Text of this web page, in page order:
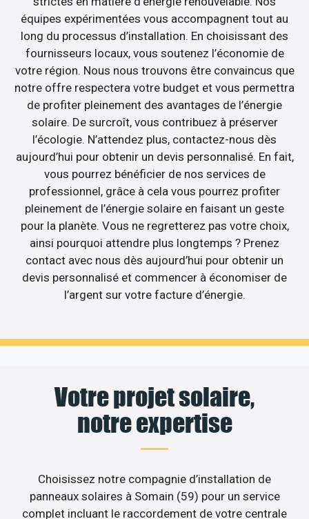
équipes expérimentées vous accompagnent tout au
long du processus d’installation. En choisissant des
fournisseurs locaux, vous soutenez l’économie de
votre région. Nous nous trouvons être convaincus que
notre offre respectera votre budget et vous permettra
de profiter pleinement des avantages de l’énergie
solaire. De surcroît, vous contribuez à préserver
l’écologie. N’attendez plus, contactez-nous dès
aujourd’hui pour obtenir un devis personnalisé. En fait,
vous pourrez bénéficier de nos services de
professionnel, grâce à cela vous pourrez profiter
pleinement de l’énergie solaire en faisant un geste
pour la planète. Vous ne regretterez pas votre choix,
ainsi pourquoi attendre plus longtemps ? Prenez
contact avec nous dès aujourd’hui pour obtenir un
devis personnalisé et commencer à économiser de
l’argent sur votre facture d’énergie.
Votre projet solaire,
notre expertise
Choisissez notre compagnie d’installation de
panneaux solaires à Somain (59) pour un service
complet incluant le raccordement de votre centrale